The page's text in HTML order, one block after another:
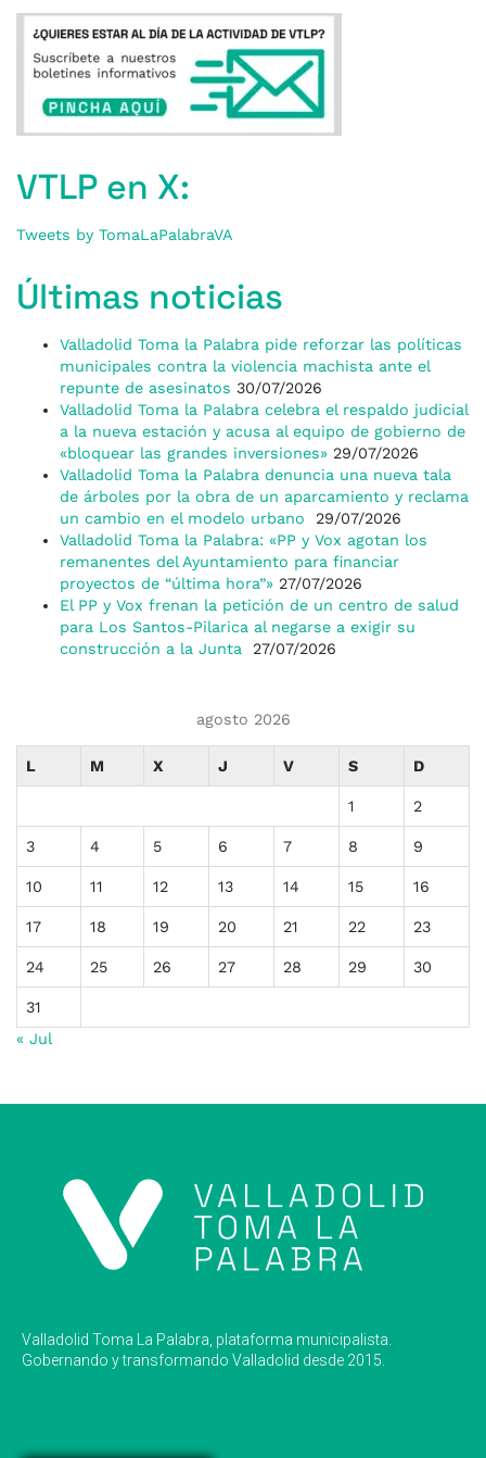
VTLP en X:
Tweets by TomaLaPalabraVA
Últimas noticias
Valladolid Toma la Palabra pide reforzar las políticas
municipales contra la violencia machista ante el
repunte de asesinatos 30/07/2026
Valladolid Toma la Palabra celebra el respaldo judicial
a la nueva estación y acusa al equipo de gobierno de
«bloquear las grandes inversiones» 29/07/2026
Valladolid Toma la Palabra denuncia una nueva tala
de árboles por la obra de un aparcamiento y reclama
un cambio en el modelo urbano
29/07/2026
Valladolid Toma la Palabra: «PP y Vox agotan los
remanentes del Ayuntamiento para financiar
proyectos de “última hora”» 27/07/2026
El PP y Vox frenan la petición de un centro de salud
para Los Santos-Pilarica al negarse a exigir su
construcción a la Junta
27/07/2026
agosto 2026
L M X J V S D
1 2
3 4 5 6 7 8 9
10 11 12 13 14 15 16
17 18 19 20 21 22 23
24 25 26 27 28 29 30
31
« Jul
Valladolid Toma La Palabra, plataforma municipalista.
Gobernando y transformando Valladolid desde 2015.